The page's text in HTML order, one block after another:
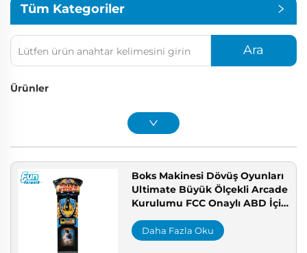
Tüm Kategoriler
Ara
Ürünler
Boks Makinesi Dövüş Oyunları
Ultimate Büyük Ölçekli Arcade
Kurulumu FCC Onaylı ABD İçin
Daha Fazla Oku